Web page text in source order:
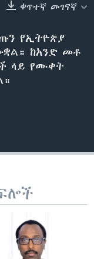
ቀጥተኛ መገናኛ
የኢትዮጵያ
ከአንድ መቶ
ላይ የሙቀት